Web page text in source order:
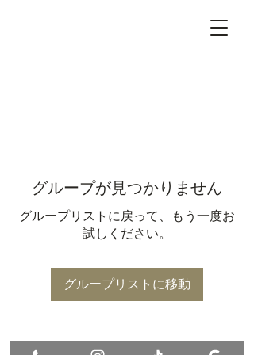
グループが見つかりません
グループリストに戻って、もう一度お
試しください。
グループリストに移動